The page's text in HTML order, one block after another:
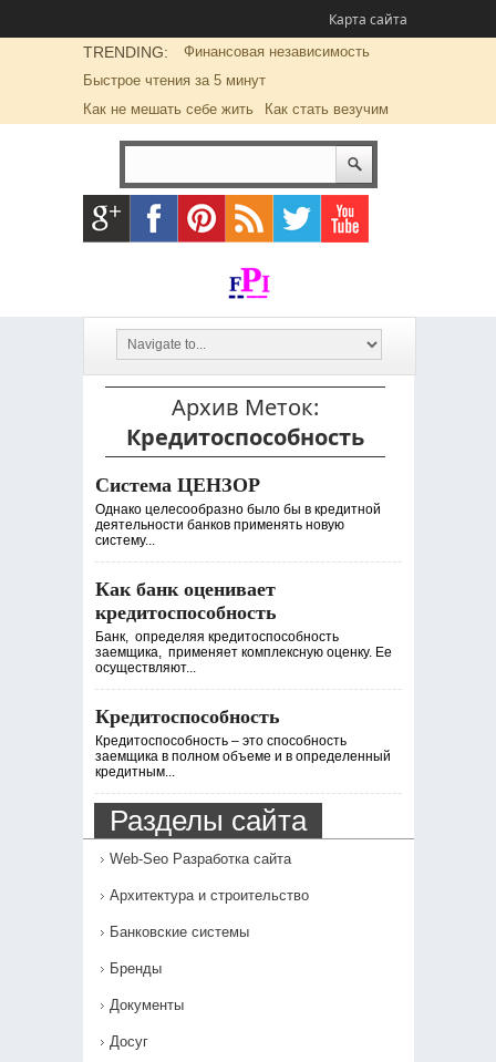
Карта сайта
TRENDING:
Финансовая независимость
Быстрое чтения за 5 минут
Как не мешать себе жить
Как стать везучим
Архив Меток:
Кредитоспособность
Система ЦЕНЗОР
Однако целесообразно было бы в кредитной
деятельности банков применять новую
систему...
Как банк оценивает
кредитоспособность
Банк, определяя кредитоспособность
заемщика, применяет комплексную оценку. Ее
осуществляют...
Кредитоспособность
Кредитоспособность – это способность
заемщика в полном объеме и в определенный
кредитным...
Разделы сайта
Web-Seo Разработка сайта
Архитектура и строительство
Банковские системы
Бренды
Документы
Досуг